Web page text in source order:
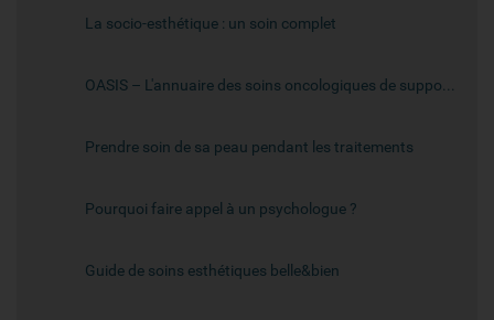
La socio-esthétique : un soin complet
Prendre soin de sa peau pendant les traitements
Pourquoi faire appel à un psychologue ?
Guide de soins esthétiques belle&bien